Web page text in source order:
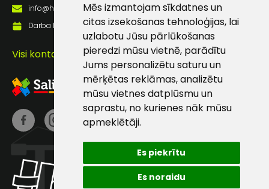
Mēs izmantojam sīkdatnes un
citas izsekošanas tehnoloģijas, lai
uzlabotu Jūsu pārlūkošanas
pieredzi mūsu vietnē, parādītu
Jums personalizētu saturu un
mērķētas reklāmas, analizētu
mūsu vietnes datplūsmu un
saprastu, no kurienes nāk mūsu
apmeklētāji.
Es piekrītu
Es noraidu
info@hards.lv
Darba laiks: Darbadienās: 8:00 - 17:00
Visi kontakti
Klientu
atbalsts
Darbdienās:
8:00 – 17:00
info@hards.lv